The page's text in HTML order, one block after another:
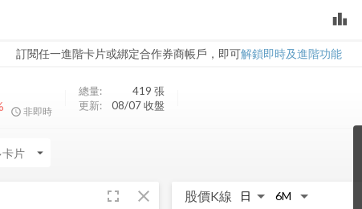
leaderboard
訂閱任一進階卡片或綁定合作券商帳戶，即可解鎖即時及進階功能
料
非即時
總量: 419 張
更新:
08/07 收盤
arrow_drop_down
fullscreen close 股價K線